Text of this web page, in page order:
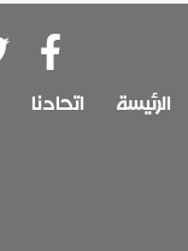
الرئيسة اتحادنا